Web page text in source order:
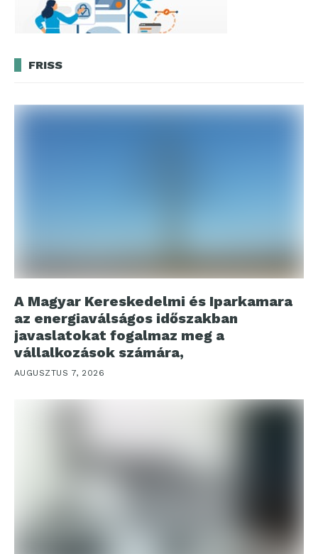
FRISS
A Magyar Kereskedelmi és Iparkamara
az energiaválságos időszakban
javaslatokat fogalmaz meg a
vállalkozások számára,
AUGUSZTUS 7, 2026